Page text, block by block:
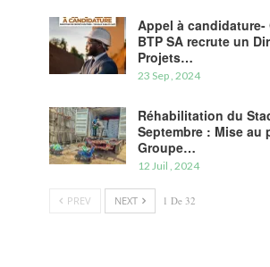
Appel à candidature-
BTP SA recrute un
Projets…
23 Sep , 2024
Réhabilitation du
Septembre : Mise au
Groupe…
12 Juil , 2024
PREV NEXT 1 De 32